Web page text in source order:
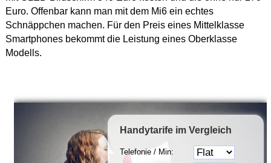
Euro. Offenbar kann man mit dem Mi6 ein echtes
Schnäppchen machen. Für den Preis eines Mittelklasse
Smartphones bekommt die Leistung eines Oberklasse
Modells.
Handytarife im Vergleich
Telefonie / Min: